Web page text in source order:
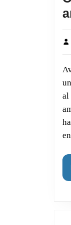
Avui viatgem fins a Porquerisses,
al